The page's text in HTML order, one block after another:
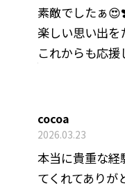
素敵でしたぁ
楽しい思い出を
これからも応援
cocoa
2026.03.23
本当に貴重な経
てくれてありが